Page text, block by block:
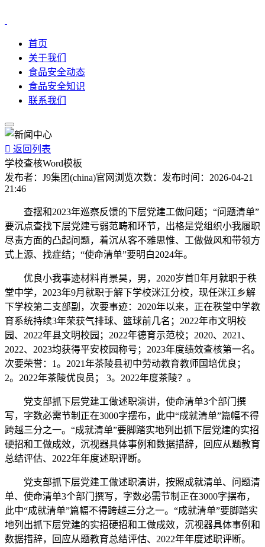
首页
关于我们
食品安全动态
食品安全知识
联系我们
 返回列表
学校查核Word模板
发布者： J9集团(china)官网 浏览次数： 发布时间： 2026-04-21
21:46
查摆和2023年巡察反馈的下层党建工做问题；“问题清单”
要沉点查找下层党建亏弱范畴和环节，出格是党组织小我履职
尽责方面的凸起问题，着沉从客不雅思惟、工做做风和带领方
式上源、找症结；“使命清单”要明白2024年。
优良小我事迹材料肖景昊，男，2020岁首年月就职于秩
堂中学，2023年9月就职于解下学校洣江分校，现任洣江乡解
下学校第二支部副，次要事迹：2020年以来，正在秩堂中学教
育系统持续3年荣获气排球、篮球前几名；2022年市文明校
园、2022年县文明校园；2022年德育示范校；2020、2021、
2022、2023均获得平安校园称号；2023年度绩效查核第一名。
次要荣誉：1。2021年茶陵县初中劳动教育教师国培优良；
2。2022年茶陵优良员； 3。2022年度茶陵？。
党支部抓下层党建工做述职演讲，使命清单3个部门撰
写，字数必需节制正在3000字摆布，此中“成就清单”篇幅不得
跨越三分之一。“成就清单”要脚踏实地列出抓下层党建的实招
硬招和工做成效，沉视器具体事例和数据措辞，回应从题教育
总结评估、2022年年度述职评断。
党支部抓下层党建工做述职演讲，按照成就清单、问题清
单、使命清单3个部门撰写，字数必需节制正在3000字摆布，
此中“成就清单”篇幅不得跨越三分之一。“成就清单”要脚踏实
地列出抓下层党建的实招硬招和工做成效，沉视器具体事例和
数据措辞，回应从题教育总结评估、2022年年度述职评断。